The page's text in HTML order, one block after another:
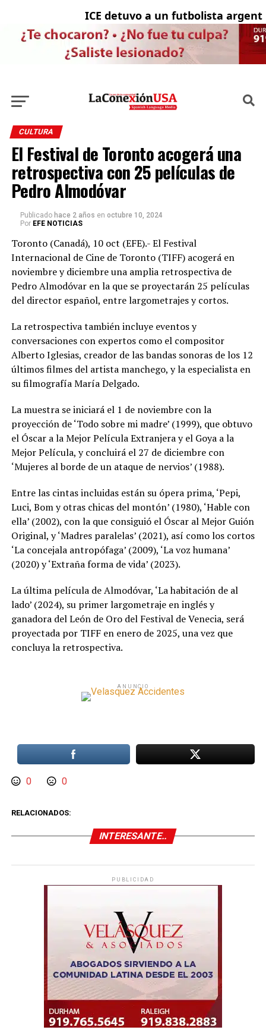
ICE detuvo a un futbolista
CULTURA
El Festival de Toronto acogerá una
retrospectiva con 25 películas de
Pedro Almodóvar
Publicado hace 2 años en octubre 10, 2024
Por EFE NOTICIAS
Toronto (Canadá), 10 oct (EFE).- El Festival
Internacional de Cine de Toronto (TIFF) acogerá en
noviembre y diciembre una amplia retrospectiva de
Pedro Almodóvar en la que se proyectarán 25 películas
del director español, entre largometrajes y cortos.
La retrospectiva también incluye eventos y
conversaciones con expertos como el compositor
Alberto Iglesias, creador de las bandas sonoras de los 12
últimos filmes del artista manchego, y la especialista en
su filmografía María Delgado.
La muestra se iniciará el 1 de noviembre con la
proyección de ‘Todo sobre mi madre’ (1999), que obtuvo
el Óscar a la Mejor Película Extranjera y el Goya a la
Mejor Película, y concluirá el 27 de diciembre con
‘Mujeres al borde de un ataque de nervios’ (1988).
Entre las cintas incluidas están su ópera prima, ‘Pepi,
Luci, Bom y otras chicas del montón’ (1980), ‘Hable con
ella’ (2002), con la que consiguió el Óscar al Mejor Guión
Original, y ‘Madres paralelas’ (2021), así como los cortos
‘La concejala antropófaga’ (2009), ‘La voz humana’
(2020) y ‘Extraña forma de vida’ (2023).
La última película de Almodóvar, ‘La habitación de al
lado’ (2024), su primer largometraje en inglés y
ganadora del León de Oro del Festival de Venecia, será
proyectada por TIFF en enero de 2025, una vez que
concluya la retrospectiva.
ANUNCIO
0 0
RELACIONADOS:
INTERESANTE..
PUBLICIDAD